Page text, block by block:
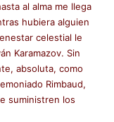
al alma me llega
hubiera alguien
celestial le
Karamazov. Sin
absoluta, como
Rimbaud,
suministren los